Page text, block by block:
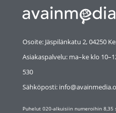
Osoite: Jäspilänkatu 2, 04250
Asiakaspalvelu: ma–ke klo
530
Sähköposti:
Puhelut 020-alkuisiin numeroihin